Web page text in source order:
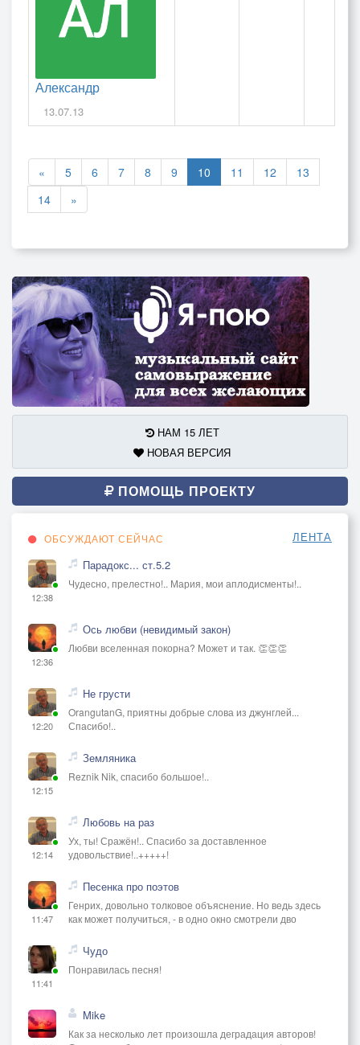
Александр
13.07.13
« 5 6 7 8 9 10 11 12
13
14
»
НАМ 15 ЛЕТ
НОВАЯ ВЕРСИЯ
ПОМОЩЬ ПРОЕКТУ
ОБСУЖДАЮТ СЕЙЧАС ЛЕНТА
12:38
Парадокс... ст.5.2
Чудесно, прелестно!.. Мария, мои аплодисменты!..
12:36
Ось любви (невидимый закон)
Любви вселенная покорна? Может и так. 👏👏👏
12:20
Не грусти
OrangutanG, приятны добрые слова из джунглей...
Спасибо!..
12:15
Земляника
Reznik Nik, спасибо большое!..
12:14
Любовь на раз
Ух, ты! Сражён!.. Спасибо за доставленное
удовольствие!..+++++!
11:47
Песенка про поэтов
Генрих, довольно толковое объяснение. Но ведь здесь
как может получиться, - в одно окно смотрели дво
11:41
Чудо
Понравилась песня!
Mike
Как за несколько лет произошла деградация авторов!